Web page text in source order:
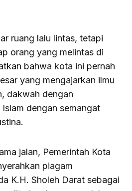
ruang lalu lintas, tetapi
orang yang melintas di
bahwa kota ini pernah
yang mengajarkan ilmu
dakwah dengan
dengan semangat
jalan, Pemerintah Kota
piagam
K.H. Sholeh Darat sebagai